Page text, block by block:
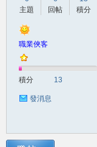
主題
回帖
積分
職業俠客
積分 13
發消息